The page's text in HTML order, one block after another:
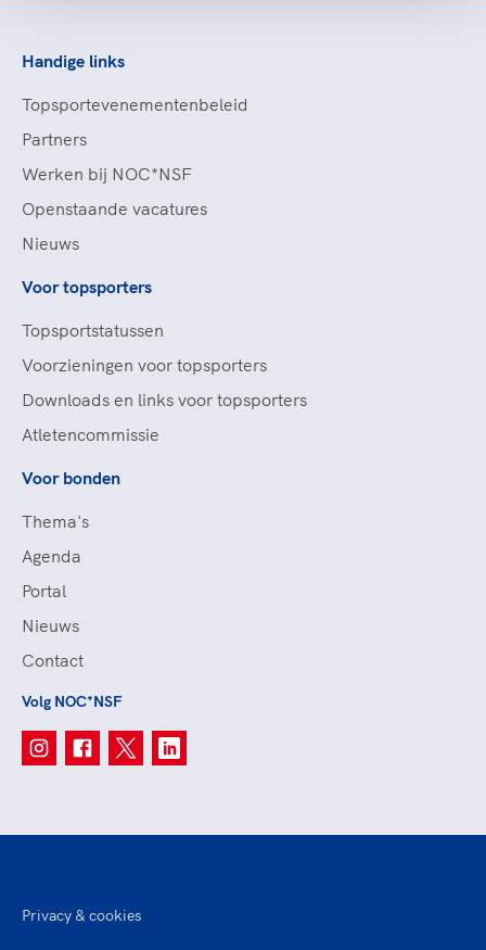
Handige links
Topsportevenementenbeleid
Partners
Werken bij NOC*NSF
Openstaande vacatures
Nieuws
Voor topsporters
Topsportstatussen
Voorzieningen voor topsporters
Downloads en links voor topsporters
Atletencommissie
Voor bonden
Thema's
Agenda
Portal
Nieuws
Contact
Volg NOC*NSF
Privacy & cookies